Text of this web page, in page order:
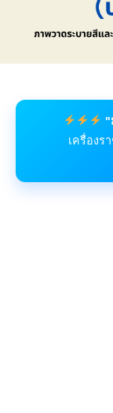
"
เครื่องร